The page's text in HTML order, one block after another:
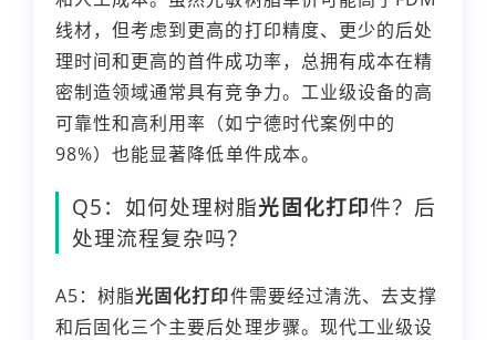
线材，但考虑到更高的打印精度、更少的后处
理时间和更高的首件成功率，总拥有成本在精
密制造领域通常具有竞争力。工业级设备的高
可靠性和高利用率（如宁德时代案例中的
98%）也能显著降低单件成本。
Q5：如何处理树脂光固化打印件？后
处理流程复杂吗？
A5：树脂光固化打印件需要经过清洗、去支撑
和后固化三个主要后处理步骤。现代工业级设